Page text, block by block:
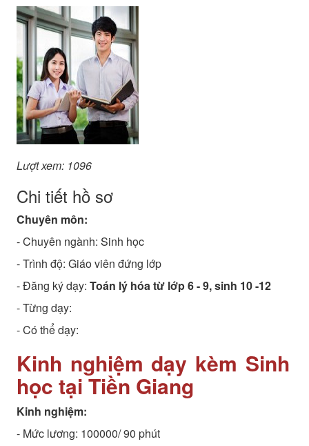
Lượt xem: 1096
Chi tiết hồ sơ
Chuyên môn:
- Chuyên ngành: Sinh học
- Trình độ: Giáo viên đứng lớp
- Đăng ký dạy: Toán lý hóa từ lớp 6 - 9, sinh 10 -12
- Từng dạy:
- Có thể dạy:
Kinh nghiệm dạy kèm Sinh
học tại Tiền Giang
Kinh nghiệm:
- Mức lương: 100000/ 90 phút